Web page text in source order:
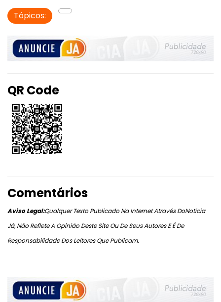
Tópicos:
QR Code
Comentários
Aviso Legal:Qualquer Texto Publicado Na Internet Através DoNotícia
Já, Não Reflete A Opinião Deste Site Ou De Seus Autores E É De
Responsabilidade Dos Leitores Que Publicam.